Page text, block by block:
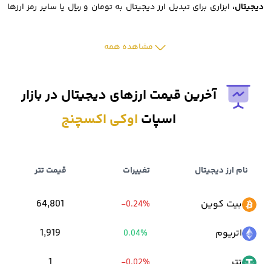
دیجیتال، ابزاری برای تبدیل ارز دیجیتال به تومان و ریال یا سایر رمز ارزها
توجه این صرافی است.
همچنین اوکی اکسچنج نیز به عنوانصرافی تبدیل ارز دیجیتال به تومان
است.
خوشبختانه ثبت نام در صرافی رمزارز اوکی اکسچنج
هزینه ندارد و تمام
مشاهده همه
آخرین قیمت ارزهای دیجیتال در بازار
اسپات اوکی اکسچنج
نام ارز دیجیتال تغییرات قیمت تتر
بیت کوین -0.24%
64,801
اتریوم
0.04%
1,919